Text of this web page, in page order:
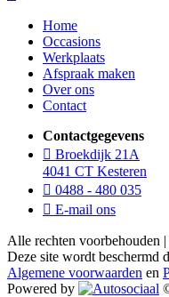
Home
Occasions
Werkplaats
Afspraak maken
Over ons
Contact
Contactgegevens
Broekdijk 21A
4041 CT Kesteren
0488 - 480 035
E-mail ons
Alle rechten voorbehouden |
Deze site wordt
Algemene voorwaarden en
Powered by